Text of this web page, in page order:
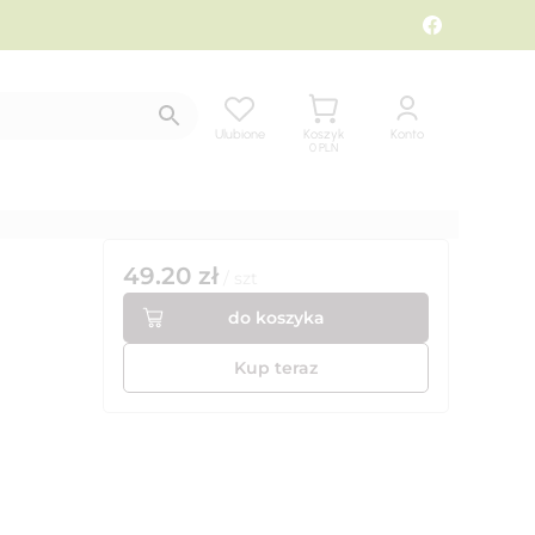
Ulubione
Koszyk
0 PLN
Konto
49.20 zł
do koszyka
Kup teraz